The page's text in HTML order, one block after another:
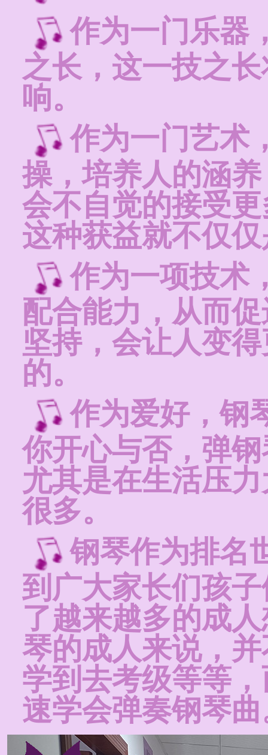
作为一门乐器
之长，这一技之
响。
作为一门艺术
操，培养人的涵
会不自觉的接受
这种获益就不仅
作为一项技术
配合能力，从而
坚持，会让人变
的。
作为爱好，钢
你开心与否，弹
尤其是在生活压
很多。
钢琴作为排名
到广大家长们孩
了越来越多的成
琴的成人来说，
学到去考级等等
速学会弹奏钢琴